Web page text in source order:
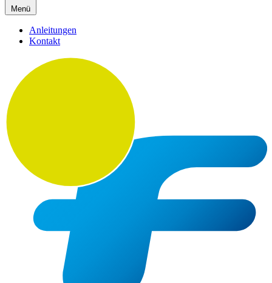
Menü
Anleitungen
Kontakt